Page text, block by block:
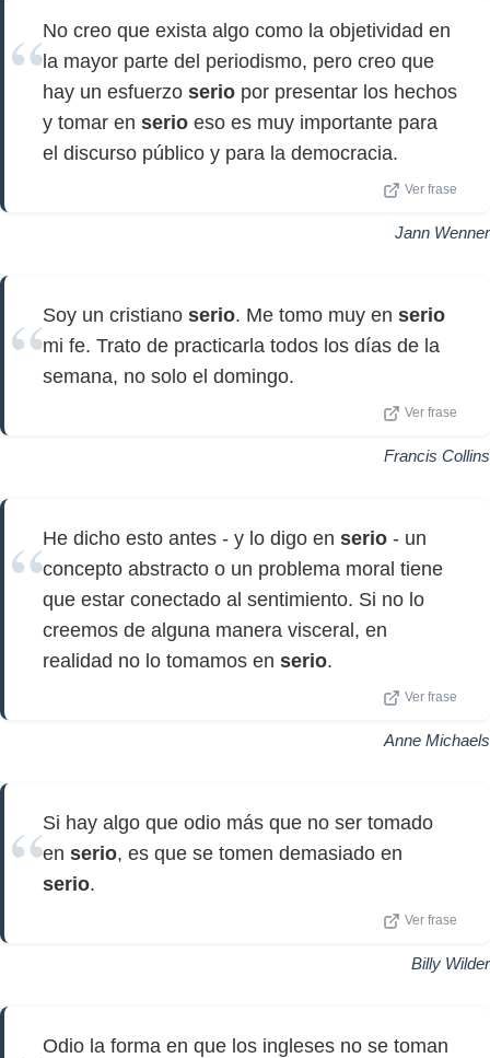
No creo que exista algo como la objetividad en
la mayor parte del periodismo, pero creo que
hay un esfuerzo serio por presentar los hechos
y tomar en serio eso es muy importante para
el discurso público y para la democracia.
Ver frase
Jann Wenner
Soy un cristiano serio. Me tomo muy en serio
mi fe. Trato de practicarla todos los días de la
semana, no solo el domingo.
Ver frase
Francis Collins
He dicho esto antes - y lo digo en serio - un
concepto abstracto o un problema moral tiene
que estar conectado al sentimiento. Si no lo
creemos de alguna manera visceral, en
realidad no lo tomamos en serio.
Ver frase
Anne Michaels
Si hay algo que odio más que no ser tomado
en serio, es que se tomen demasiado en
serio.
Ver frase
Billy Wilder
Odio la forma en que los ingleses no se toman